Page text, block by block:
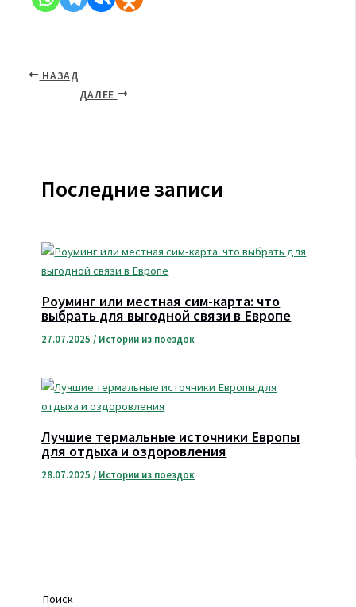
НАЗАД
ДАЛЕЕ
Последние записи
Роуминг или местная сим-карта: что
выбрать для выгодной связи в Европе
27.07.2025/ Истории из поездок
Лучшие термальные источники Европы
для отдыха и оздоровления
28.07.2025 / Истории из поездок
Поиск